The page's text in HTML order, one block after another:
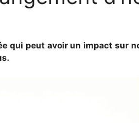
qui peut avoir un impact